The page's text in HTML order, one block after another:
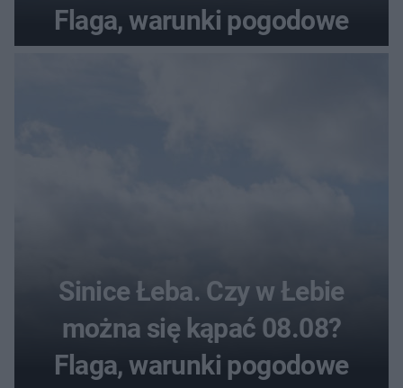
Flaga, warunki pogodowe
Sinice Łeba. Czy w Łebie
można się kąpać 08.08?
Flaga, warunki pogodowe